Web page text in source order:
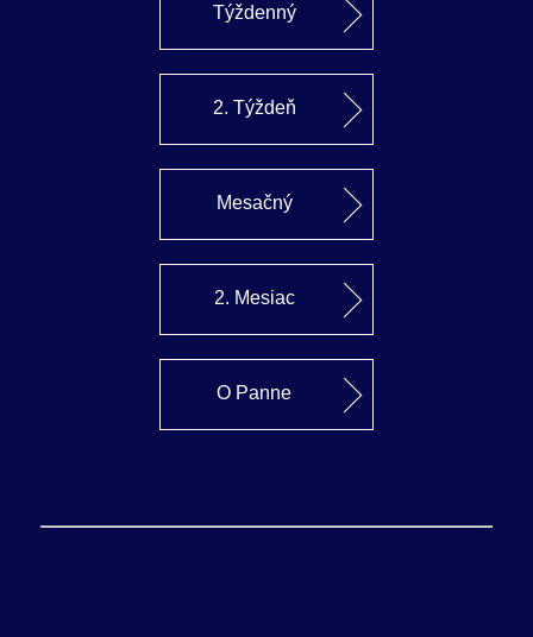
Týždenný
2. Týždeň
Mesačný
2. Mesiac
O Panne